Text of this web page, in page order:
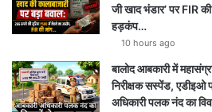
a
जी खाद भंडार’ पर FIR
हड़कंप…
10 hours ago
बालोद आबकारी में
निरीक्षक सस्पेंड, एडीइओ
अधिकारी पलक नंद का